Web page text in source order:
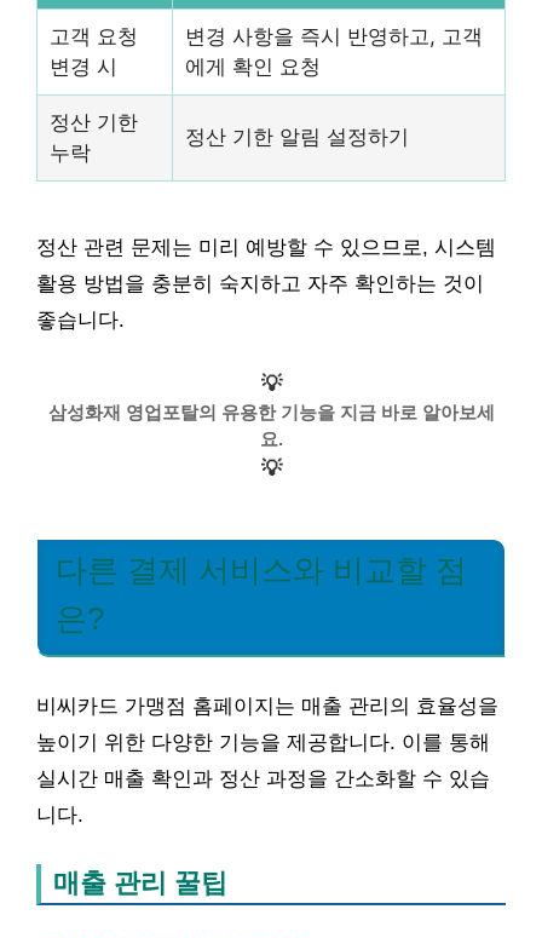
고객 요청
변경 시
변경 사항을 즉시 반영하고, 고객
에게 확인 요청
정산 기한
누락
정산 기한 알림 설정하기
정산 관련 문제는 미리 예방할 수 있으므로, 시스템
활용 방법을 충분히 숙지하고 자주 확인하는 것이
좋습니다.
💡
삼성화재 영업포탈의 유용한 기능을 지금 바로 알아보세
요.
💡
다른 결제 서비스와 비교할 점
은?
비씨카드 가맹점 홈페이지는 매출 관리의 효율성을
높이기 위한 다양한 기능을 제공합니다. 이를 통해
실시간 매출 확인과 정산 과정을 간소화할 수 있습
니다.
매출 관리 꿀팁